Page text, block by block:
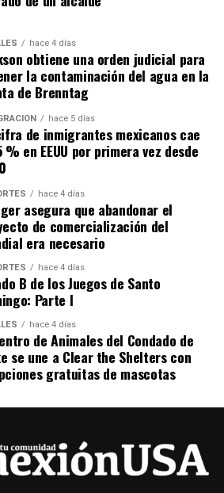
hace 4 días
obtiene una orden judicial para
la contaminación del agua en la
de Brenntag
hace 5 días
de inmigrantes mexicanos cae
% en EEUU por primera vez desde
hace 4 días
asegura que abandonar el
de comercialización del
era necesario
hace 4 días
B de los Juegos de Santo
Parte I
hace 4 días
de Animales del Condado de
se une a Clear the Shelters con
gratuitas de mascotas